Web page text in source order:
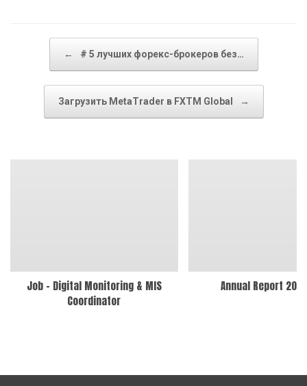
Post navigation
← # 5 лучших форекс-брокеров без…
Загрузить MetaTrader в FXTM Global →
Job – Digital Monitoring & MIS
Coordinator
Annual Report